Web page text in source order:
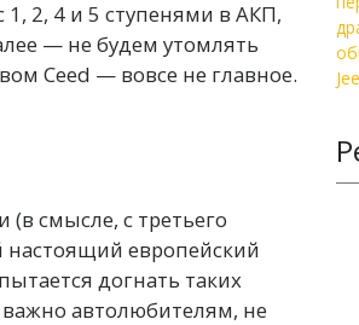
1, 2, 4 и 5 ступенями в АКП,
— не будем утомлять
Ceed — вовсе не главное.
(в смысле, с третьего
настоящий европейский
догнать таких
важно автолюбителям, не